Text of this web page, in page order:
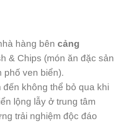
hàng bên cảng
& Chips (món ăn đặc sản
phố ven biển).
đến không thể bỏ qua khi
lộng lẫy ở trung tâm
trải nghiệm độc đáo